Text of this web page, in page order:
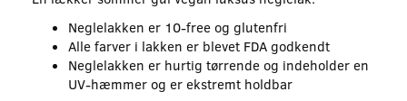
Neglelakken er 10-free og glutenfri
Alle farver i lakken er blevet FDA godkendt
Neglelakken er hurtig tørrende og indeholder en
UV-hæmmer og er ekstremt holdbar